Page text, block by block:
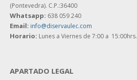
(Pontevedra). C.P.:36400
Whatsapp: 638 059 240
Email: info@diservaulec.com
Horario: Lunes a Viernes de 7:00 a 15:00hrs.
APARTADO LEGAL